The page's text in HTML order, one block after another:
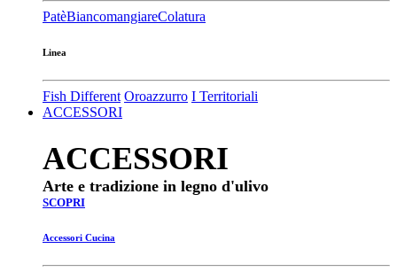
Patè​BiancomangiareColatura
Linea
Fish Different Oroazzurro I Territoriali
ACCESSORI
ACCESSORI
Arte e tradizione in legno d'ulivo
SCOPRI
Accessori Cucina